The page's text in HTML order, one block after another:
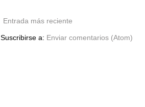
Entrada más reciente
Suscribirse a: Enviar comentarios (Atom)